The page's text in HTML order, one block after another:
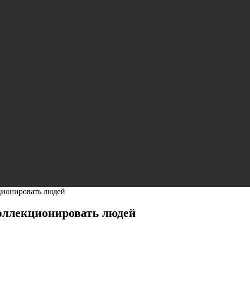
людей
людей